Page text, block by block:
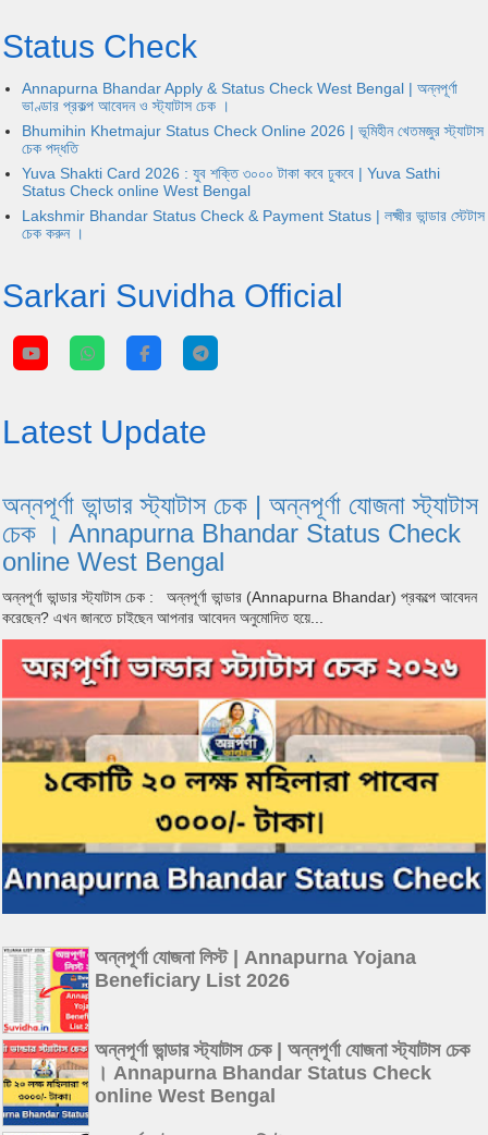
Status Check
Annapurna Bhandar Apply & Status Check West Bengal | অন্নপূর্ণা
ভাণ্ডার প্রকল্প আবেদন ও স্ট্যাটাস চেক ।
Bhumihin Khetmajur Status Check Online 2026 | ভূমিহীন খেতমজুর স্ট্যাটাস
চেক পদ্ধতি
Yuva Shakti Card 2026 : যুব শক্তি ৩০০০ টাকা কবে ঢুকবে | Yuva Sathi
Status Check online West Bengal
Lakshmir Bhandar Status Check & Payment Status | লক্ষ্মীর ভান্ডার স্টেটাস
চেক করুন ।
Sarkari Suvidha Official
Latest Update
অন্নপূর্ণা ভান্ডার স্ট্যাটাস চেক | অন্নপূর্ণা যোজনা স্ট্যাটাস
চেক । Annapurna Bhandar Status Check
online West Bengal
অন্নপূর্ণা ভান্ডার স্ট্যাটাস চেক : অন্নপূর্ণা ভান্ডার (Annapurna Bhandar) প্রকল্পে আবেদন
করেছেন? এখন জানতে চাইছেন আপনার আবেদন অনুমোদিত হয়ে...
অন্নপূর্ণা যোজনা লিস্ট | Annapurna Yojana
Beneficiary List 2026
অন্নপূর্ণা ভান্ডার স্ট্যাটাস চেক | অন্নপূর্ণা যোজনা স্ট্যাটাস চেক
। Annapurna Bhandar Status Check
online West Bengal